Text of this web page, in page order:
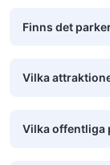
Finns det
Vilka
Vilka offentliga